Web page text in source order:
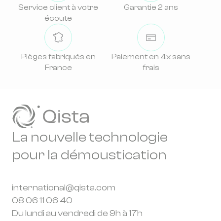
Résultat :
Votre bouteille de CO₂ a une durée
d'utilisation de 2 mois mais son prix reste
identique, réduisant ainsi les frais
d'utilisation de votre piège Qista.
nos derniers modèles de piège avant la saison
prochaine.
Envoyer un email à Qista
👉Appeler Qista
Service client à votre
écoute
Garantie 2 ans
Pièges fabriqués en
France
Paiement en 4x sans
frais
La nouvelle technologie
pour la démoustication
international@qista.com
08 06 11 06 40
Du lundi au vendredi de 9h à 17h